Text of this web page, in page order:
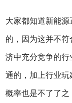
大家都知道新能
的，因为这并不
济中充分竞争的
通的，加上行业
概率也是不了了